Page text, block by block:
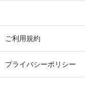
ご利用規約
プライバシーポリシー